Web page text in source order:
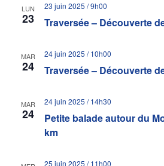
LUN
23 Traversée – Découverte
23 juin 2025 / 9h00
MAR
24 Traversée – Découverte
24 juin 2025 / 10h00
MAR
24
Petite balade autour du
km
24 juin 2025 / 14h30
25 juin 2025 / 11h00